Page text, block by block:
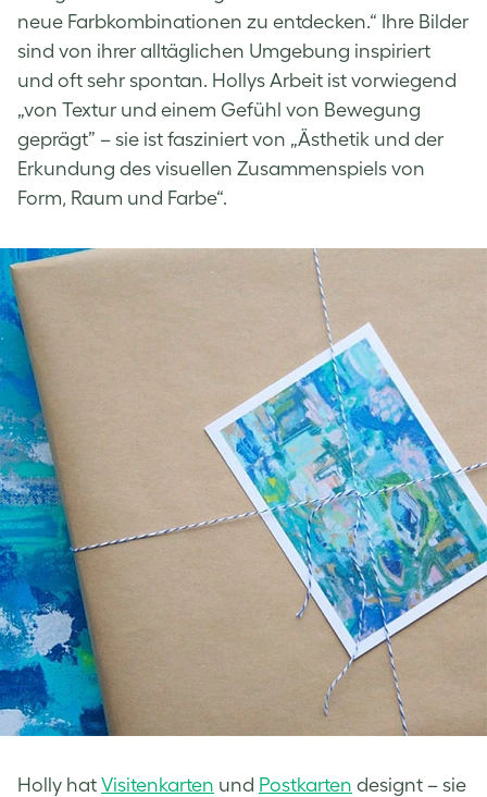
neue Farbkombinationen zu entdecken.“ Ihre Bilder
sind von ihrer alltäglichen Umgebung inspiriert
und oft sehr spontan. Hollys Arbeit ist vorwiegend
„von Textur und einem Gefühl von Bewegung
geprägt” – sie ist fasziniert von „Ästhetik und der
Erkundung des visuellen Zusammenspiels von
Form, Raum und Farbe“.
Holly hat Visitenkarten und Postkarten designt – sie